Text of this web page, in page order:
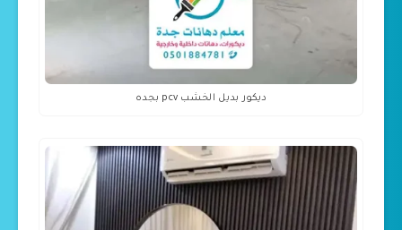
ديكور بديل الخشب pcv بجده